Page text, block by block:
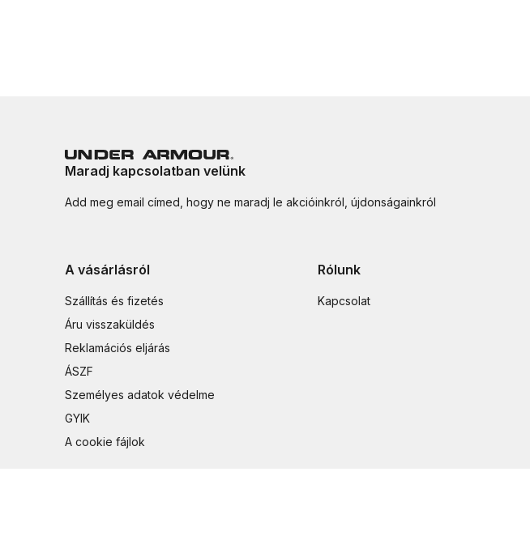
Maradj kapcsolatban velünk
Add meg email címed, hogy ne maradj le akcióinkról, újdonságainkról
A vásárlásról
Szállítás és fizetés
Áru visszaküldés
Reklamációs eljárás
ÁSZF
Személyes adatok védelme
GYIK
A cookie fájlok
Rólunk
Kapcsolat